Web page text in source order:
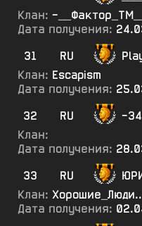
Клан: -
Дата получения:
31
RU
Клан: Escapism
Дата получения:
32
RU
-
Клан:
Дата получения:
33
RU
Клан:
Дата получения: